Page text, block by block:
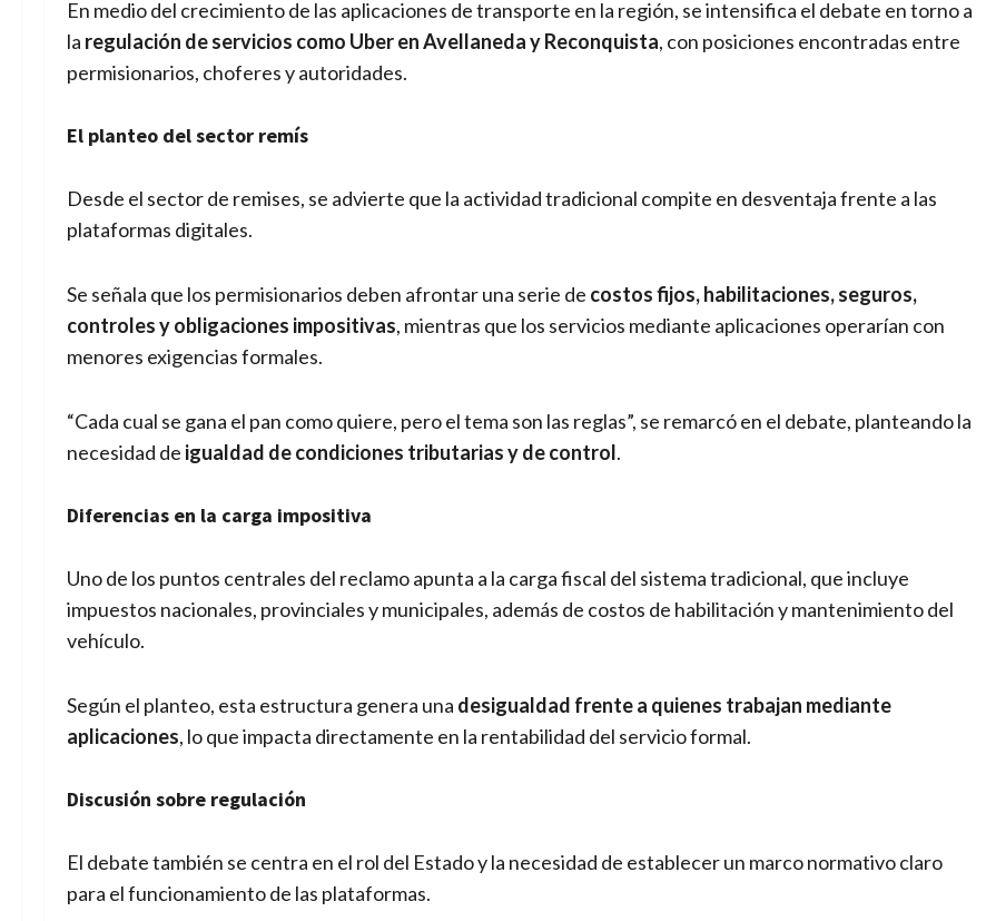
En medio del crecimiento de las aplicaciones de transporte en la región, se intensifica el debate en torno a
la regulación de servicios como Uber en Avellaneda y Reconquista, con posiciones encontradas entre
permisionarios, choferes y autoridades.
El planteo del sector remís
Desde el sector de remises, se advierte que la actividad tradicional compite en desventaja frente a las
plataformas digitales.
Se señala que los permisionarios deben afrontar una serie de costos fijos, habilitaciones, seguros,
controles y obligaciones impositivas, mientras que los servicios mediante aplicaciones operarían con
menores exigencias formales.
“Cada cual se gana el pan como quiere, pero el tema son las reglas”, se remarcó en el debate, planteando la
necesidad de igualdad de condiciones tributarias y de control.
Diferencias en la carga impositiva
Uno de los puntos centrales del reclamo apunta a la carga fiscal del sistema tradicional, que incluye
impuestos nacionales, provinciales y municipales, además de costos de habilitación y mantenimiento del
vehículo.
Según el planteo, esta estructura genera una desigualdad frente a quienes trabajan mediante
aplicaciones, lo que impacta directamente en la rentabilidad del servicio formal.
Discusión sobre regulación
El debate también se centra en el rol del Estado y la necesidad de establecer un marco normativo claro
para el funcionamiento de las plataformas.